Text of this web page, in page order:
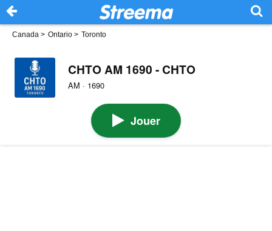
Canada > Ontario > Toronto
CHTO AM 1690 - CHTO
AM · 1690
Jouer